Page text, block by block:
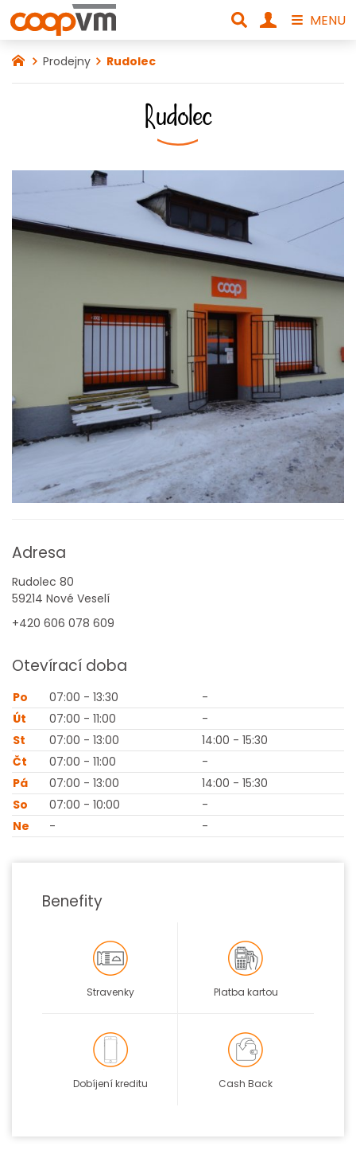
Prodejny Rudolec
Rudolec
Adresa
Rudolec 80
59214 Nové Veselí
+420 606 078 609
Otevírací doba
Po 07:00 - 13:30
-
Út
07:00 - 11:00
-
St
07:00 - 13:00
14:00 - 15:30
Čt
07:00 - 11:00
-
Pá
07:00 - 13:00
14:00 - 15:30
So
07:00 - 10:00
-
Ne
- -
Benefity
Stravenky Platba kartou
Dobíjení kreditu Cash Back
MENU